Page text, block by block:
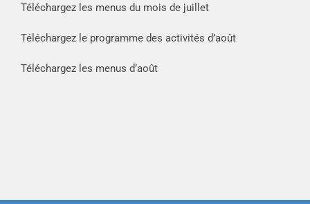
Téléchargez les menus du mois de juillet
Téléchargez le programme des activités d’août
Téléchargez les menus d’août